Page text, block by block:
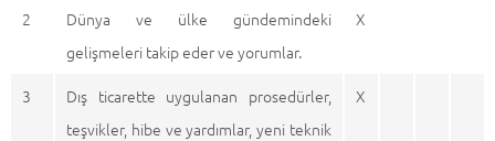
2
Dünya ve ülke gündemindeki
gelişmeleri takip eder ve yorumlar.
X
3
Dış ticarette uygulanan prosedürler,
teşvikler, hibe ve yardımlar, yeni teknik
X